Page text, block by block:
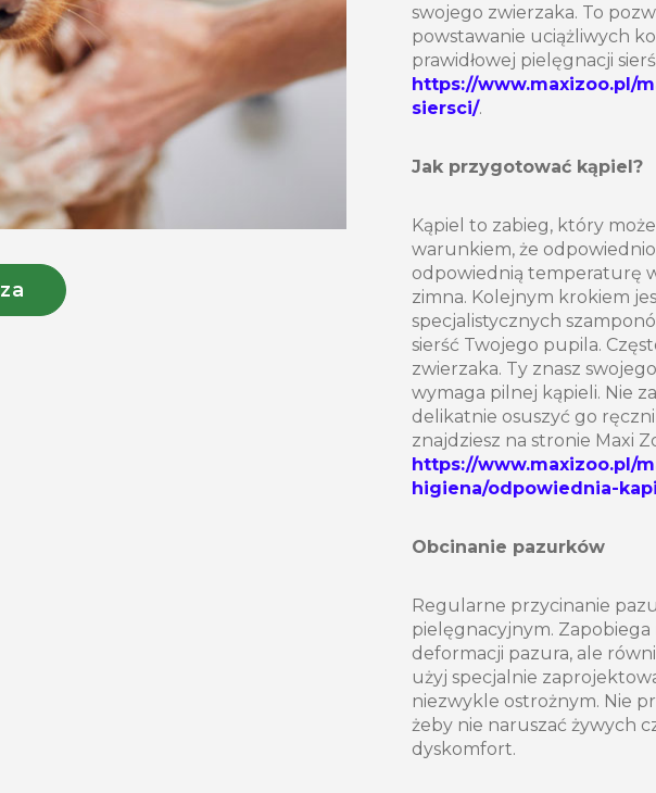
swojego zwierzaka. To
powstawanie uciążliwych
prawidłowej pielęgnacji
https://www.maxizoo.pl/
siersci/.
Jak przygotować kąpiel?
Kąpiel to zabieg, który
warunkiem, że
odpowiednią temperaturę
zimna. Kolejnym krokiem
specjalistycznych
sierść Twojego pupila.
zwierzaka. Ty znasz
wymaga pilnej kąpieli. Nie
delikatnie osuszyć go
znajdziesz na stronie Maxi
https://www.maxizoo.pl/
higiena/odpowiednia-
Obcinanie pazurków
Regularne przycinanie
pielęgnacyjnym.
deformacji pazura, ale
użyj specjalnie
niezwykle ostrożnym. Nie
żeby nie naruszać żywych
dyskomfort.